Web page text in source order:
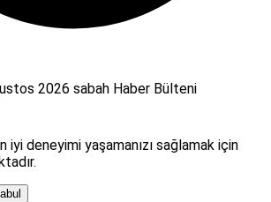
2026 sabah Haber Bülteni
iyi deneyimi yaşamanızı sağlamak için